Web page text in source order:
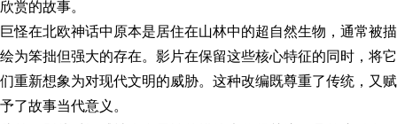
欣赏的故事。
巨怪在北欧神话中原本是居住在山林中的超自然生物，通常被描
绘为笨拙但强大的存在。影片在保留这些核心特征的同时，将它
们重新想象为对现代文明的威胁。这种改编既尊重了传统，又赋
予了故事当代意义。